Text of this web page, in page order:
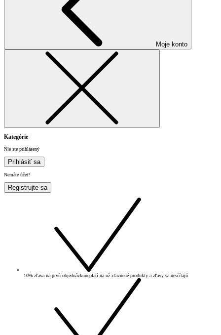
Moje konto
Kategórie
Nie ste prihlásený
Prihlásiť sa
Nemáte účet?
Registrujte sa
10% zľava na prvú objednávkuneplatí na už zľavnené produkty a zľavy sa nesčítajú